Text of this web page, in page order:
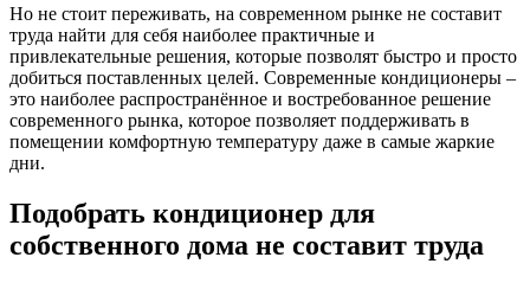
Но не стоит переживать, на современном рынке не составит
труда найти для себя наиболее практичные и
привлекательные решения, которые позволят быстро и просто
добиться поставленных целей. Современные кондиционеры –
это наиболее распространённое и востребованное решение
современного рынка, которое позволяет поддерживать в
помещении комфортную температуру даже в самые жаркие
дни.
Подобрать кондиционер для
собственного дома не составит труда